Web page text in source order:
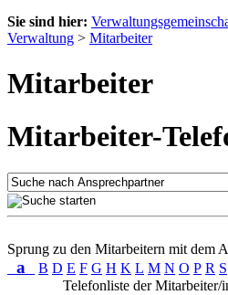
Sie sind hier:
Verwaltung > Mitarbeiter
Mitarbeiter
Mitarbeiter-
Sprung zu den Mitarbeitern mit dem
a B D E F G H K L M N O P R S
Telefonliste der Mitarbeiter/